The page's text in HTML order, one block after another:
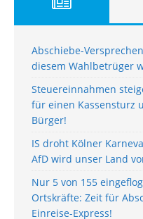
Abschiebe-
diesem Wahlbetrüger
Steuereinnahmen
für einen Kassensturz
Bürger!
IS droht Kölner
AfD wird unser Land
Nur 5 von 155
Ortskräfte: Zeit für
Einreise-Express!